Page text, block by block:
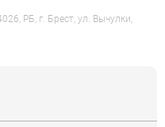
РБ, г. Брест, ул. Вычулки,